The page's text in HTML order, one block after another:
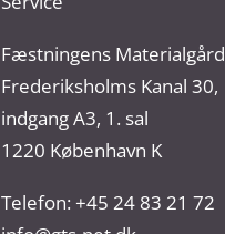
Fæstningens Materialgård
Frederiksholms Kanal 30,
indgang A3, 1. sal
1220 København K
Telefon: +45 24 83 21 72